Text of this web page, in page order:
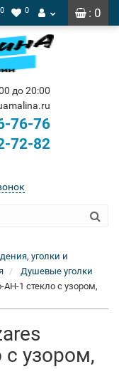
: 0
0 0
до 20:00
76-76
72-82
уголки и
Душевые уголки
1 стекло с узором,
с узором,